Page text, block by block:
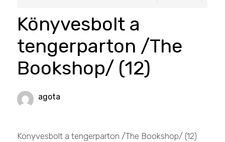
Könyvesbolt a
tengerparton /The
Bookshop/ (12)
agota
Könyvesbolt a tengerparton /The Bookshop/ (12)